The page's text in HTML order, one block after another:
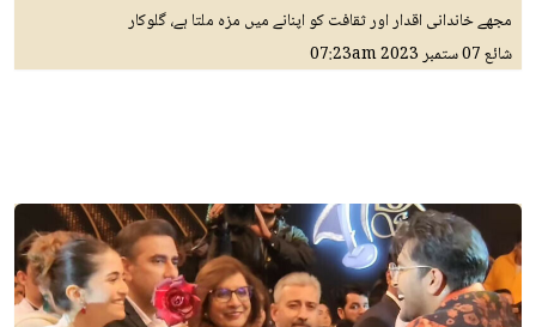
مجھے خاندانی اقدار اور ثقافت کو اپنانے میں مزہ ملتا ہے، گلوکار
شائع07 ستمبر 2023 07:23am